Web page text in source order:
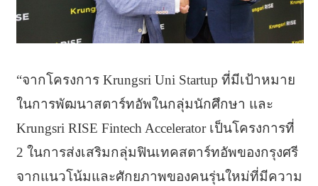
“จากโครงการ Krungsri Uni Startup ที่มีเป้าหมาย
ในการพัฒนาสตาร์ทอัพในกลุ่มนักศึกษา และ
Krungsri RISE Fintech Accelerator เป็นโครงการที่
2 ในการส่งเสริมกลุ่มฟินเทคสตาร์ทอัพของกรุงศรี
จากแนวโน้มและศักยภาพของคนรุ่นใหม่ที่มีความ